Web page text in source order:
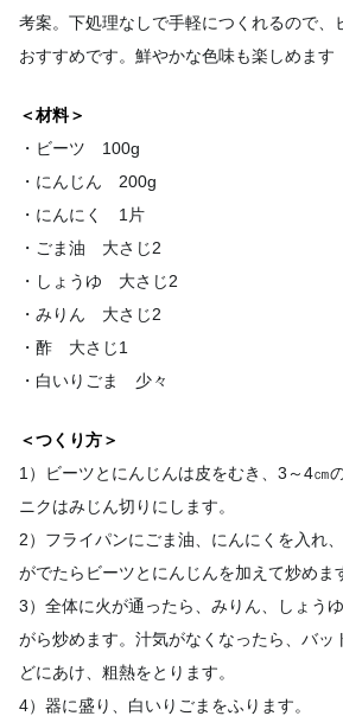
考案。下処理なしで手軽につくれるので、
おすすめです。鮮やかな色味も楽しめます
＜材料＞
・ビーツ 100g
・にんじん 200g
・にんにく 1片
・ごま油 大さじ2
・しょうゆ 大さじ2
・みりん 大さじ2
・酢 大さじ1
・白いりごま 少々
＜つくり方＞
1）ビーツとにんじんは皮をむき、3～4㎝
ニクはみじん切りにします。
2）フライパンにごま油、にんにくを入れ
がでたらビーツとにんじんを加えて炒めま
3）全体に火が通ったら、みりん、しょう
がら炒めます。汁気がなくなったら、バッ
どにあけ、粗熱をとります。
4）器に盛り、白いりごまをふります。